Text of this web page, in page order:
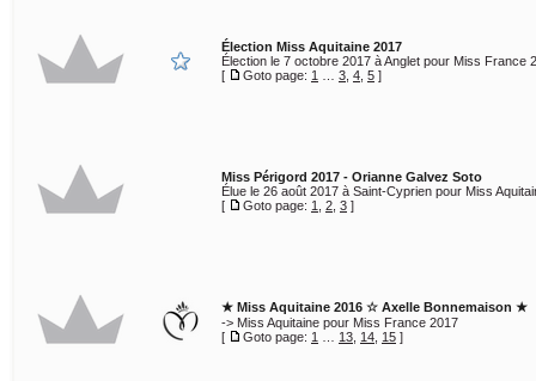
Élection Miss Aquitaine 2017
Élection le 7 octobre 2017 à Anglet pour Miss France
[
Goto page: 1 3 4 5 ]
Miss Périgord 2017 - Orianne Galvez Soto
Élue le 26 août 2017 à Saint-Cyprien pour Miss
[
Goto page: 1 2 3 ]
★ Miss Aquitaine 2016 ☆ Axelle Bonnemaison ★
-> Miss Aquitaine pour Miss France 2017
[
Goto page: 1 13 14 15 ]